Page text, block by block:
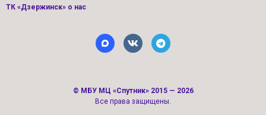
ТК «Дзержинск» о нас
© МБУ МЦ «Спутник» 2015 — 2026
Все права защищены.